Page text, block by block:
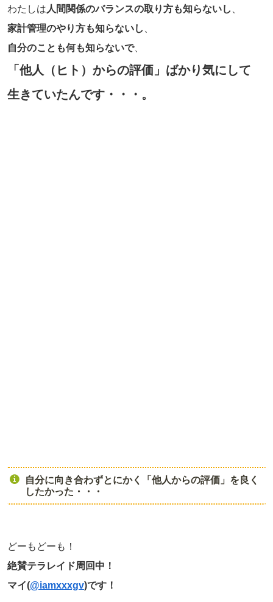
わたしは人間関係のバランスの取り方も知らないし 、
家計管理のやり方も知らないし 、
自分のことも何も知らないで、
「他人（ヒト）からの評価」ばかり気にして
生きていたんです・・・。
自分に向き合わずとにかく「他人からの評価」を良く
したかった・・・
どーもどーも！
絶賛テラレイド周回中！
マイ(@iamxxxgv)です！